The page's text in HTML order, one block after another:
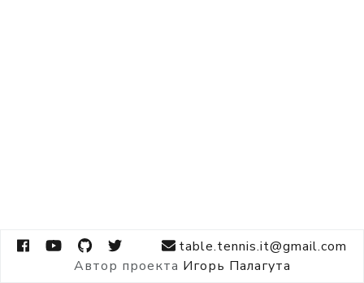
table.tennis.it@gmail.com
Автор проекта Игорь Палагута